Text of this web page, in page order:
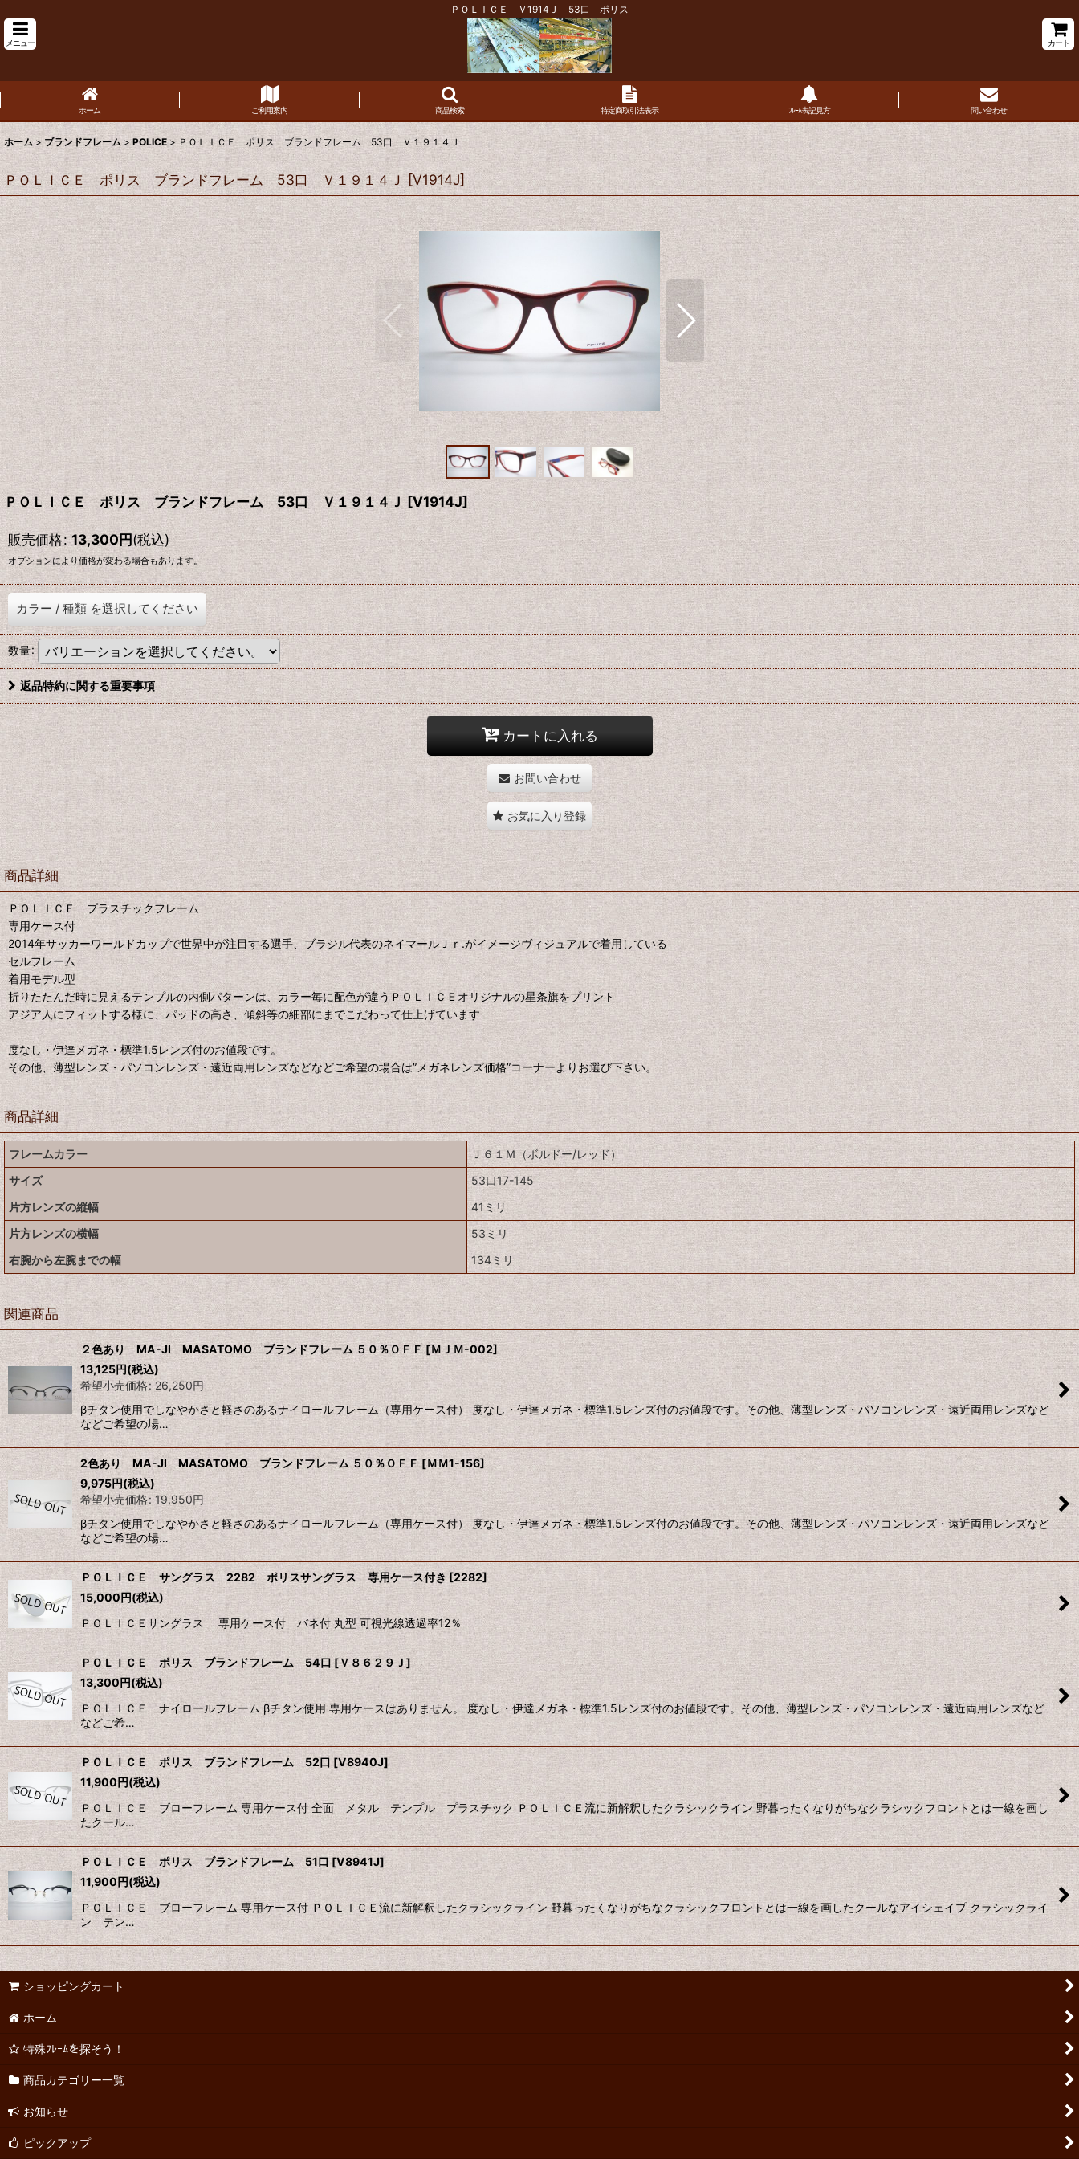
ＰＯＬＩＣＥ Ｖ1914Ｊ 53口 ポリス
メニュー カート
ホーム ご利用案内 商品検索 特定商取引法表示 ﾌﾚｰﾑ表記見方 問い合わせ
ホーム > ブランドフレーム > POLICE > ＰＯＬＩＣＥ ポリス ブランドフレーム 53口 Ｖ１９１４Ｊ
ＰＯＬＩＣＥ ポリス ブランドフレーム 53口 Ｖ１９１４Ｊ [V1914J]
ＰＯＬＩＣＥ ポリス ブランドフレーム 53口 Ｖ１９１４Ｊ [V1914J]
販売価格: 13,300円(税込)
オプションにより価格が変わる場合もあります。
カラー / 種類 を選択してください
数量:
返品特約に関する重要事項
カートに入れる
お問い合わせ
お気に入り登録
商品詳細
ＰＯＬＩＣＥ プラスチックフレーム
専用ケース付
2014年サッカーワールドカップで世界中が注目する選手、ブラジル代表のネイマールＪｒ.がイメージヴィジュアルで着用している
セルフレーム
着用モデル型
折りたたんだ時に見えるテンプルの内側パターンは、カラー毎に配色が違うＰＯＬＩＣＥオリジナルの星条旗をプリント
アジア人にフィットする様に、パッドの高さ、傾斜等の細部にまでこだわって仕上げています
度なし・伊達メガネ・標準1.5レンズ付のお値段です。
その他、薄型レンズ・パソコンレンズ・遠近両用レンズなどなどご希望の場合は”メガネレンズ価格”コーナーよりお選び下さい。
商品詳細
フレームカラー
Ｊ６１Ｍ（ボルドー/レッド）
サイズ
53口17-145
片方レンズの縦幅
41ミリ
片方レンズの横幅
53ミリ
右腕から左腕までの幅
134ミリ
関連商品
２色あり MA-JI MASATOMO ブランドフレーム ５０％ＯＦＦ [ＭＪＭ-002]
13,125円(税込)
希望小売価格: 26,250円
βチタン使用でしなやかさと軽さのあるナイロールフレーム（専用ケース付） 度なし・伊達メガネ・標準1.5レンズ付のお値段です。その他、薄型レンズ・パソコンレンズ・遠近両用レンズなど
などご希望の場…
2色あり MA-JI MASATOMO ブランドフレーム ５０％ＯＦＦ [ＭＭ1-156]
9,975円(税込)
希望小売価格: 19,950円
βチタン使用でしなやかさと軽さのあるナイロールフレーム（専用ケース付） 度なし・伊達メガネ・標準1.5レンズ付のお値段です。その他、薄型レンズ・パソコンレンズ・遠近両用レンズなど
などご希望の場…
ＰＯＬＩＣＥ サングラス 2282 ポリスサングラス 専用ケース付き [2282]
15,000円(税込)
ＰＯＬＩＣＥサングラス 専用ケース付 バネ付 丸型 可視光線透過率12％
ＰＯＬＩＣＥ ポリス ブランドフレーム 54口 [Ｖ８６２９Ｊ ]
13,300円(税込)
ＰＯＬＩＣＥ ナイロールフレーム βチタン使用 専用ケースはありません。 度なし・伊達メガネ・標準1.5レンズ付のお値段です。その他、薄型レンズ・パソコンレンズ・遠近両用レンズなど
などご希…
ＰＯＬＩＣＥ ポリス ブランドフレーム 52口 [V8940J]
11,900円(税込)
ＰＯＬＩＣＥ ブローフレーム 専用ケース付 全面 メタル テンプル プラスチック ＰＯＬＩＣＥ流に新解釈したクラシックライン 野暮ったくなりがちなクラシックフロントとは一線を画し
たクール…
ＰＯＬＩＣＥ ポリス ブランドフレーム 51口 [V8941J]
11,900円(税込)
ＰＯＬＩＣＥ ブローフレーム 専用ケース付 ＰＯＬＩＣＥ流に新解釈したクラシックライン 野暮ったくなりがちなクラシックフロントとは一線を画したクールなアイシェイプ クラシックライ
ン テン…
ショッピングカート
ホーム
特殊ﾌﾚｰﾑを探そう！
商品カテゴリー一覧
お知らせ
ピックアップ